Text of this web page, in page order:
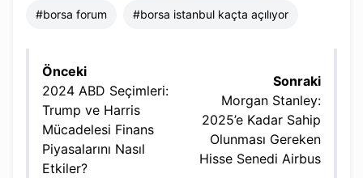
#borsa forum #borsa istanbul kaçta açılıyor
Önceki
2024 ABD Seçimleri:
Trump ve Harris
Mücadelesi Finans
Piyasalarını Nasıl
Etkiler?
Sonraki
Morgan Stanley:
2025’e Kadar Sahip
Olunması Gereken
Hisse Senedi Airbus